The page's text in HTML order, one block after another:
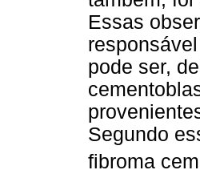
Essas
pode ser,
Segundo
fibroma